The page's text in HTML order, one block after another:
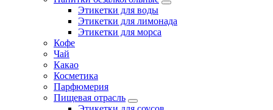
Этикетки для воды
Этикетки для лимонада
Этикетки для морса
Кофе
Чай
Какао
Косметика
Парфюмерия
Пищевая отрасль